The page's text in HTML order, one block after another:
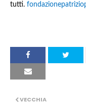
tutti.
VECCHIA